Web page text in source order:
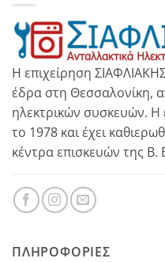
Η επιχείρηση
έδρα στη Θεσσαλονίκη,
ηλεκτρικών συσκευών. Η
το 1978 και έχει
κέντρα επισκευών της Β.
ΠΛΗΡΟΦΟΡΊΕΣ